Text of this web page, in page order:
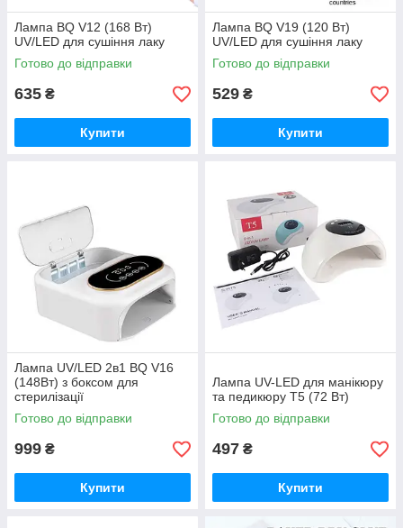
Лампа BQ V12 (168 Вт)
UV/LED для сушіння лаку
Готово до відправки
635 ₴
Купити
Лампа BQ V19 (120 Вт)
UV/LED для сушіння лаку
Готово до відправки
529 ₴
Купити
Лампа UV/LED 2в1 BQ V16
(148Вт) з боксом для
стерилізації
Готово до відправки
999 ₴
Купити
Лампа UV-LED для манікюру
та педикюру Т5 (72 Вт)
Готово до відправки
497 ₴
Купити